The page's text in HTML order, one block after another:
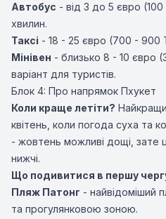
Автобус - від 3 до 5 євро
хвилин.
Таксі - 18 - 25 євро (700 - 900
Мінівен - близько 8 - 10 євро
варіант для туристів.
Блок 4: Про напрямок Пхукет
Коли краще летіти?
квітень, коли погода суха та
- жовтень можливі дощі, зате
нижчі.
Що подивитися в першу
Пляж Патонг - найвідоміший
та прогулянковою зоною.